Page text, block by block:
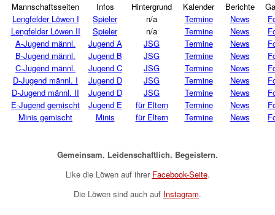
Mannschaftsseiten
Infos Hintergrund Kalender Berichte
Lengfelder Löwen I
Spieler n/a Termine News
Lengfelder Löwen II
Spieler n/a Termine News
A-Jugend männl.
Jugend A JSG Termine News
B-Jugend männl.
Jugend B JSG Termine News
C-Jugend männl.
Jugend C JSG Termine News
D-Jugend männl. I
Jugend D JSG Termine News
D-Jugend männl. II
Jugend D JSG Termine News
E-Jugend gemischt
Jugend E für Eltern Termine News
Minis gemischt
Minis für Eltern Termine News
Gemeinsam. Leidenschaftlich. Begeistern.
Like die Löwen auf ihrer Facebook-Seite.
Die Löwen sind auch auf Instagram.